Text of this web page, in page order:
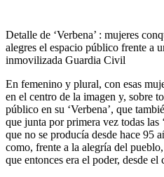
Detalle de ‘Verbena’ : mujeres
alegres el espacio público frente a
inmovilizada Guardia Civil
En femenino y plural, con esas
en el centro de la imagen y, sobre
público en su ‘Verbena’, que
que junta por primera vez todas las
que no se producía desde hace 95
como, frente a la alegría del
que entonces era el poder, desde